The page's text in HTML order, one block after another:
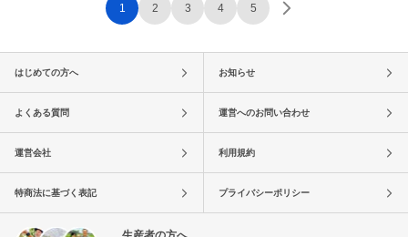
1 2 3 4 5
はじめての方へ お知らせ
よくある質問 運営へのお問い合わせ
運営会社 利用規約
特商法に基づく表記 プライバシーポリシー